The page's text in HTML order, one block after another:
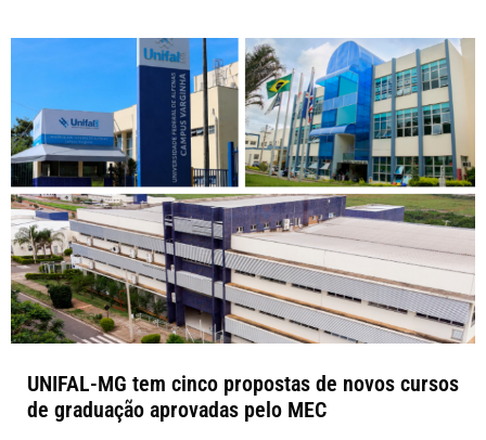
UNIFAL-MG tem cinco propostas de novos cursos
de graduação aprovadas pelo MEC